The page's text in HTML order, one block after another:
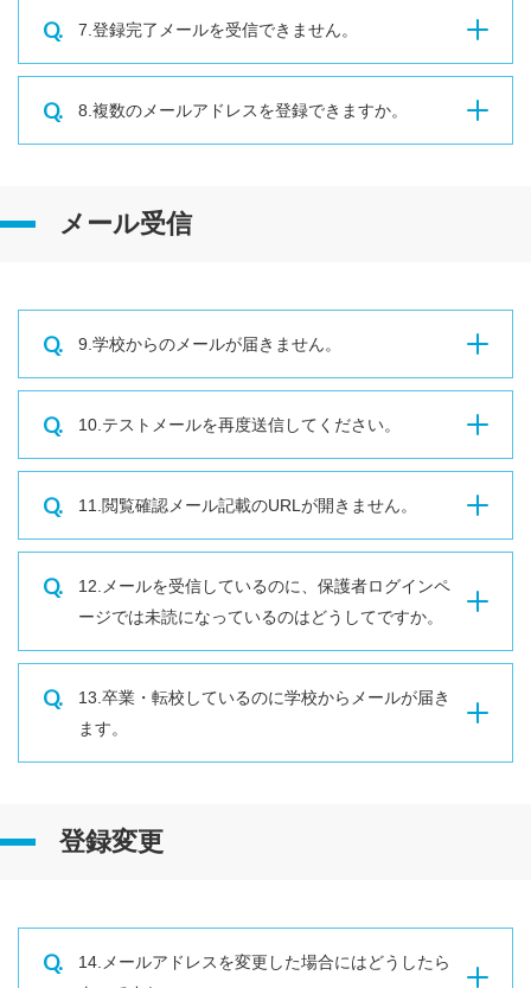
Q. 7.登録完了メールを受信できません。
Q. 8.複数のメールアドレスを登録できますか。
メール受信
Q. 9.学校からのメールが届きません。
Q. 10.テストメールを再度送信してください。
Q. 11.閲覧確認メール記載のURLが開きません。
Q.
12.メールを受信しているのに、保護者ログインペ
ージでは未読になっているのはどうしてですか。
Q.
13.卒業・転校しているのに学校からメールが届き
ます。
登録変更
Q.
14.メールアドレスを変更した場合にはどうしたら